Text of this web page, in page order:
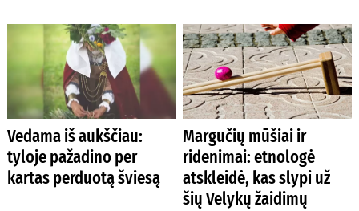
Vedama iš aukščiau:
tyloje pažadino per
kartas perduotą šviesą
Margučių mūšiai ir
ridenimai: etnologė
atskleidė, kas slypi už
šių Velykų žaidimų